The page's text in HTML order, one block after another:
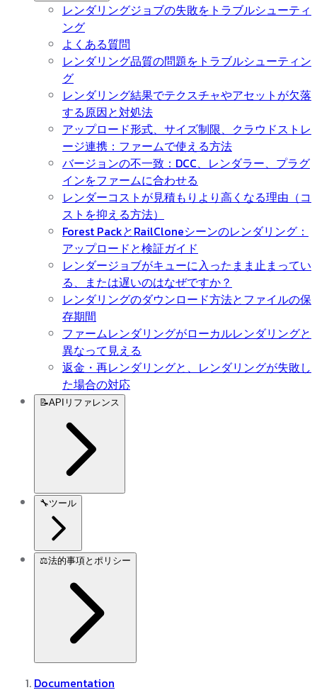
レンダリングジョブの失敗をトラブルシューティ
ング
よくある質問
レンダリング品質の問題をトラブルシューティン
グ
レンダリング結果でテクスチャやアセットが欠落
する原因と対処法
アップロード形式、サイズ制限、クラウドストレ
ージ連携：ファームで使える方法
バージョンの不一致：DCC、レンダラー、プラグ
インをファームに合わせる
レンダーコストが見積もりより高くなる理由（コ
ストを抑える方法）
Forest PackとRailCloneシーンのレンダリング：
アップロードと検証ガイド
レンダージョブがキューに入ったまま止まってい
る、または遅いのはなぜですか？
レンダリングのダウンロード方法とファイルの保
存期間
ファームレンダリングがローカルレンダリングと
異なって見える
返金・再レンダリングと、レンダリングが失敗し
た場合の対応
📝APIリファレンス
🔧ツール
⚖️法的事項とポリシー
Documentation